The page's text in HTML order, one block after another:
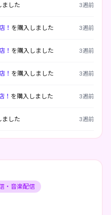
・音楽配信
した 3週前
！ を購入しました 3週前
！ を購入しました 3週前
！ を購入しました 3週前
！ を購入しました 3週前
した 3週前
ト開店！
スト開店！ を購入しました
した